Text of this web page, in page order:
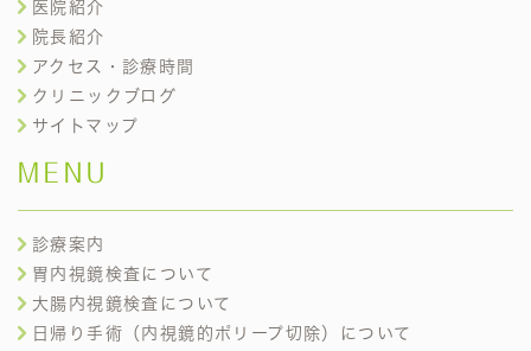
医院紹介
院長紹介
アクセス・診療時間
クリニックブログ
サイトマップ
MENU
診療案内
胃内視鏡検査について
大腸内視鏡検査について
日帰り手術（内視鏡的ポリープ切除）について